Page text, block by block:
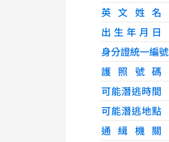
英文姓名
出生年月日
身分證統一編號
護照號碼
可能潛逃時間
可能潛逃地點
通緝機關